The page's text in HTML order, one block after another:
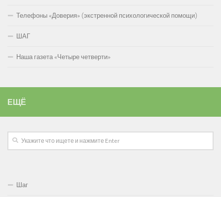
Телефоны «Доверия» (экстренной психологической помощи)
ШАГ
Наша газета «Четыре четверти»
ЕЩЁ
Шаг